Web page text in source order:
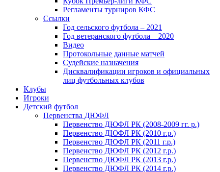
Регламенты турниров КФС
Ссылки
Год сельского футбола – 2021
Год ветеранского футбола – 2020
Видео
Протокольные данные матчей
Судейские назначения
Дисквалификации игроков и официальных
лиц футбольных клубов
Клубы
Игроки
Детский футбол
Первенства ДЮФЛ
Первенство ДЮФЛ РК (2008-2009 гг. р.)
Первенство ДЮФЛ РК (2010 г.р.)
Первенство ДЮФЛ РК (2011 г.р.)
Первенство ДЮФЛ РК (2012 г.р.)
Первенство ДЮФЛ РК (2013 г.р.)
Первенство ДЮФЛ РК (2014 г.р.)